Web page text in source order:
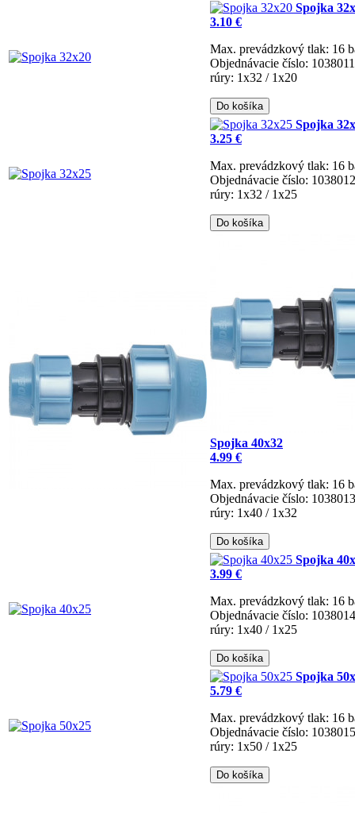
Spojka
3.10 €
Max. prevádzkový tlak: 16
Objednávacie číslo:
rúry: 1x32 / 1x20
Do košíka
Spojka
3.25 €
Max. prevádzkový tlak: 16
Objednávacie číslo:
rúry: 1x32 / 1x25
Do košíka
Spojka 40x32
4.99 €
Max. prevádzkový tlak: 16
Objednávacie číslo:
rúry: 1x40 / 1x32
Do košíka
Spojka
3.99 €
Max. prevádzkový tlak: 16
Objednávacie číslo:
rúry: 1x40 / 1x25
Do košíka
Spojka
5.79 €
Max. prevádzkový tlak: 16
Objednávacie číslo:
rúry: 1x50 / 1x25
Do košíka